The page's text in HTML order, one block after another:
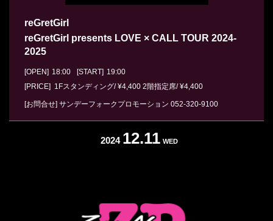
reGretGirl
reGretGirl presents LOVE × CALL TOUR 2024-
2025
[OPEN] 18:00 [START] 19:00
[PRICE] 1Fスタンディング/ ¥4,400 2階指定席/ ¥4,400
[お問合せ] サンデーフォークプロモーション 052-320-9100
2024 12.11 WED